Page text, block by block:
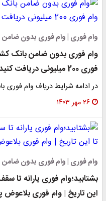
وام فوری | وام فوری بدون ضامن
وام فوری بدون ضامن بانک
فوری 200 میلیونی دریافت کنید
در ادامه شرایط دریاف وام فوری
۲۶ مهر ۱۴۰۳
وام فوری | وام فوری بدون ضامن
این تاریخ | وام فوری